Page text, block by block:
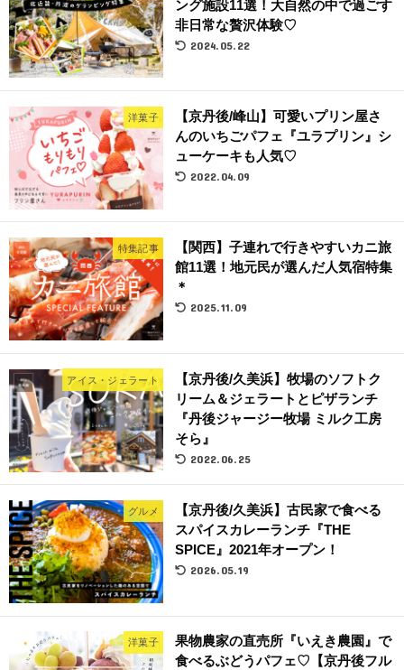
ング施設11選！大自然の中で過ごす
非日常な贅沢体験♡
2024.05.22
洋菓子
【京丹後/峰山】可愛いプリン屋さ
んのいちごパフェ『ユラプリン』シ
ューケーキも人気♡
2022.04.09
特集記事
【関西】子連れで行きやすいカニ旅
館11選！地元民が選んだ人気宿特集
＊
2025.11.09
アイス・ジェラート
【京丹後/久美浜】牧場のソフトク
リーム＆ジェラートとピザランチ
『丹後ジャージー牧場 ミルク工房
そら』
2022.06.25
グルメ
【京丹後/久美浜】古民家で食べる
スパイスカレーランチ『THE
SPICE』2021年オープン！
2026.05.19
洋菓子
果物農家の直売所『いえき農園』で
食べるぶどうパフェ♡【京丹後フル